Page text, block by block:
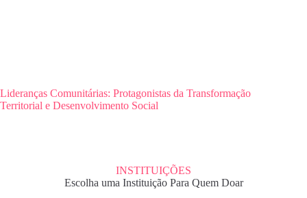
Lideranças Comunitárias: Protagonistas da Transformação
Territorial e Desenvolvimento Social
INSTITUIÇÕES
Escolha uma Instituição Para Quem Doar